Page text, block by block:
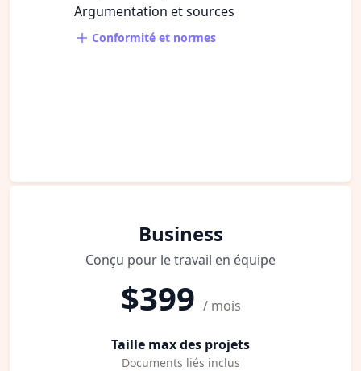
Argumentation et sources
Conformité et normes
Business
Conçu pour le travail en équipe
$399 / mois
Taille max des projets
Documents liés inclus